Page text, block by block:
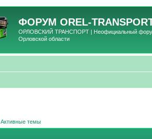
ФОРУМ OREL-
ОРЛОВСКИЙ ТРАНСПОРТ | Неофициальный форум
Орловской области
Активные темы